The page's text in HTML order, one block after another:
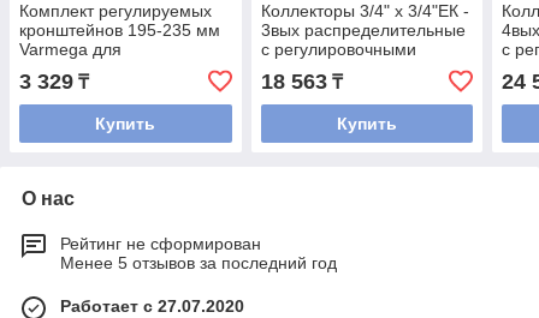
Комплект регулируемых
кронштейнов 195-235 мм
Varmega для
коллекторных групп
3 329 ₸
Купить
Коллекторы 3/4" х 3/4"ЕК -
3вых распределительные
с регулировочными
клапанами, серия
VMMM03 Varmega
18 563₸
Купить
с
24
О нас
Рейтинг не сформирован
Менее 5 отзывов за последний год
Работает с 27.07.2020